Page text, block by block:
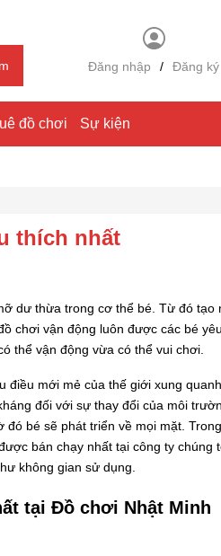
Đăng nhập / Đăng ký
đồ chơi Sự kiện
thích nhất
dư thừa trong cơ thể bé. Từ đó tạo
chơi vận động luôn được các bé
thể vận động vừa có thể vui chơi.
điều mới mẻ của thế giới xung
đối với sự thay đổi của môi
bé sẽ phát triển về mọi mặt.
bán chạy nhất tại công ty chúng
không gian sử dụng.
tại Đồ chơi Nhật Minh